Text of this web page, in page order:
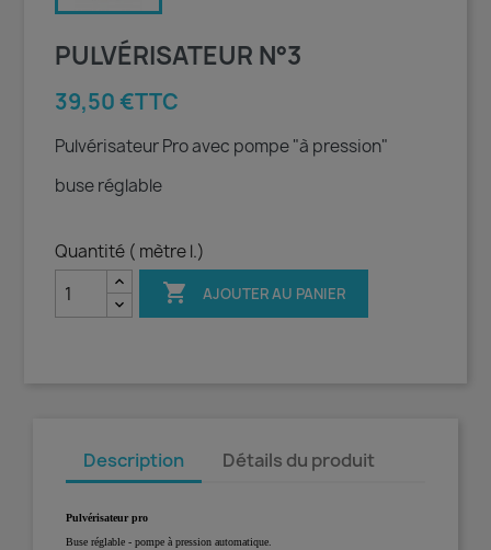
PULVÉRISATEUR N°3
39,50 €TTC
Pulvérisateur Pro avec pompe "à pression"
buse réglable
Quantité ( mètre l.)
 AJOUTER AU PANIER
Description Détails du produit
Pulvérisateur pro
Buse réglable - pompe à pression automatique.